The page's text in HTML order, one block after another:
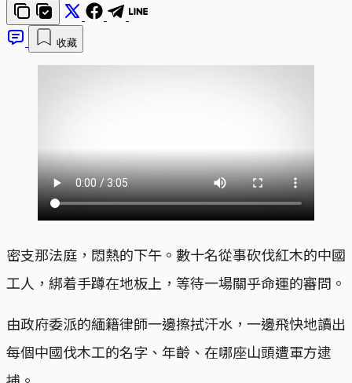
收藏
密支那法庭，悶熱的下午。數十名從事砍伐紅木的中國
工人，綁着手蹲在地板上，等待一場關乎命運的審問。
由政府委派的緬籍律師一邊擦拭汗水，一邊飛快地讀出
每個中國伐木工的名字、年齡、在哪座山頭遭軍方逮